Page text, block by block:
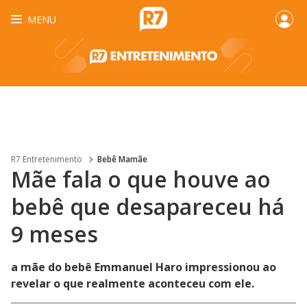
MENU
R7 Entretenimento Bebê Mamãe
Mãe fala o que houve ao
bebê que desapareceu há
9 meses
a mãe do bebê Emmanuel Haro impressionou ao
revelar o que realmente aconteceu com ele.